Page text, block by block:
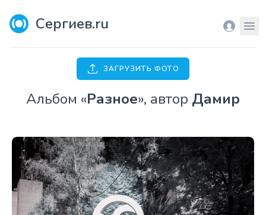
Сергиев.ru Вход
ЗАГРУЗИТЬ ФОТО
Aльбом «Разное», автор Дамир